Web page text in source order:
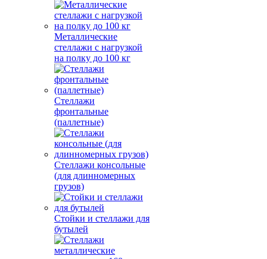
Металлические
стеллажи с нагрузкой
на полку до 100 кг
Стеллажи
фронтальные
(паллетные)
Стеллажи консольные
(для длинномерных
грузов)
Стойки и стеллажи для
бутылей